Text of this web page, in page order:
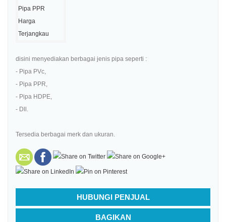
disini menyediakan berbagai jenis pipa seperti :
- Pipa PVc,
- Pipa PPR,
- Pipa HDPE,
- Dll.
Tersedia berbagai merk dan ukuran.
HUBUNGI PENJUAL
BAGIKAN